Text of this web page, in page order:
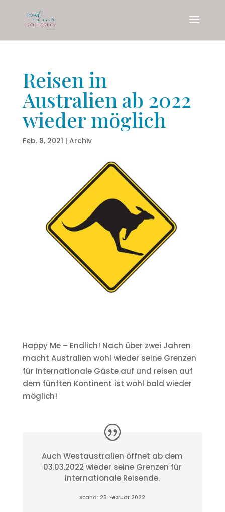
Reisen in
Australien ab 2022
wieder möglich
Feb. 8, 2021 | Archiv
Happy Me – Endlich! Nach über zwei Jahren
macht Australien wohl wieder seine Grenzen
für internationale Gäste auf und reisen auf
dem fünften Kontinent ist wohl bald wieder
möglich!
Auch Westaustralien öffnet ab dem
03.03.2022 wieder seine Grenzen für
internationale Reisende.
Stand: 25. Februar 2022